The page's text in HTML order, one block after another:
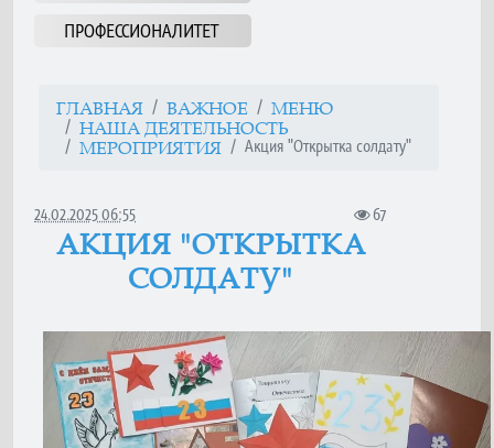
ПРОФЕССИОНАЛИТЕТ
ГЛАВНАЯ ВАЖНОЕ
МЕНЮ
НАША ДЕЯТЕЛЬНОСТЬ
МЕРОПРИЯТИЯ
Акция "Открытка солдату"
24.02.2025 06:55 67
АКЦИЯ "ОТКРЫТКА
СОЛДАТУ"